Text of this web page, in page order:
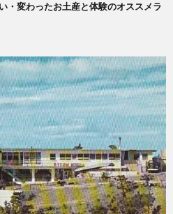
・変わったお土産と体験のオススメラ